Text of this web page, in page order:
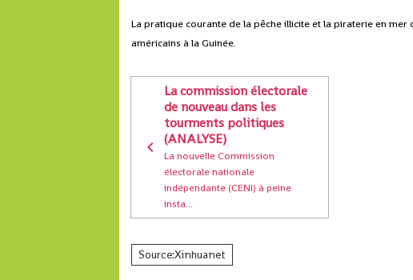
La pratique courante de la pêche illicite et la piraterie en
américains à la Guinée.
La commission électorale
de nouveau dans les
tourments politiques
(ANALYSE)
La nouvelle Commission
électorale nationale
indépendante (CENI) à peine
insta...
Source:Xinhuanet